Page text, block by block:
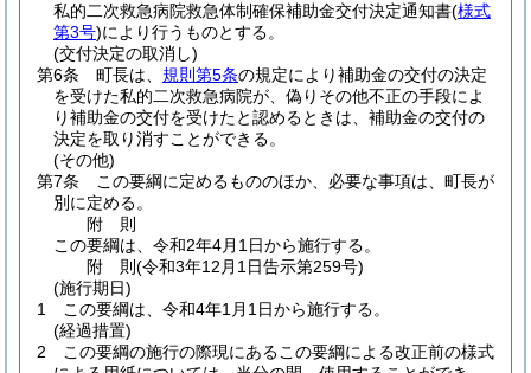
私的二次救急病院救急体制確保補助金交付決定通知書(様式
第3号)により行うものとする。
(交付決定の取消し)
第6条
町長は、 規則第5条の規定により補助金の交付の決定
を受けた私的二次救急病院が、偽りその他不正の手段によ
り補助金の交付を受けたと認めるときは、補助金の交付の
決定を取り消すことができる。
(その他)
第7条
この要綱に定めるもののほか、必要な事項は、町長が
別に定める。
附 則
この要綱は、令和2年4月1日から施行する。
附 則(令和3年12月1日告示第259号)
(施行期日)
1
この要綱は、令和4年1月1日から施行する。
(経過措置)
2
この要綱の施行の際現にあるこの要綱による改正前の様式